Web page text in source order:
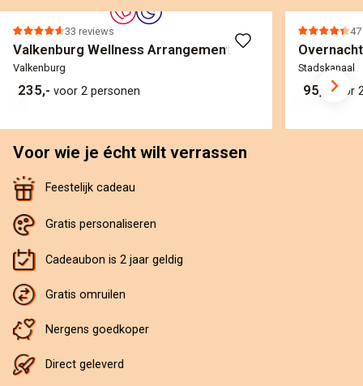
33 reviews
Valkenburg Wellness Arrangement
Valkenburg
235,- voor 2 personen
Stadskanaal
95,- voor
Voor wie je écht wilt verrassen
Feestelijk cadeau
Gratis personaliseren
Cadeaubon is 2 jaar geldig
Gratis omruilen
Nergens goedkoper
Direct geleverd